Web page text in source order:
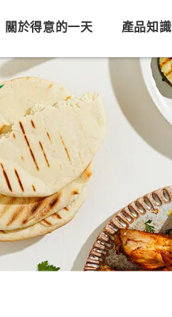
關於得意的一天 產品知識